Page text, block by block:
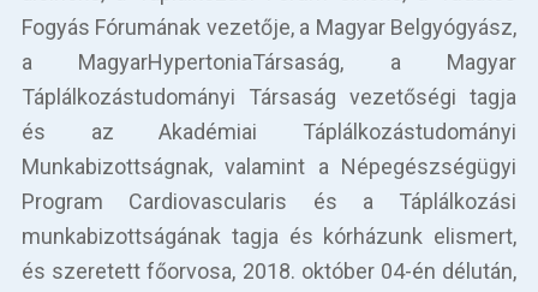
Elérhetőségeink
Praktikus információk
Közérdekű adatok
Hírek
Fogyás Fórumának vezetője, a Magyar Belgyógyász,
a MagyarHypertoniaTársaság, a Magyar
Táplálkozástudományi Társaság vezetőségi tagja
és az Akadémiai Táplálkozástudományi
Munkabizottságnak, valamint a Népegészségügyi
Program Cardiovascularis és a Táplálkozási
munkabizottságának tagja és kórházunk elismert,
és szeretett főorvosa, 2018. október 04-én délután,